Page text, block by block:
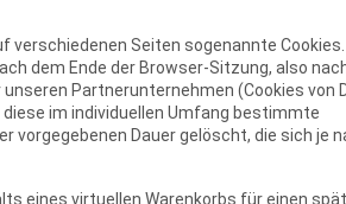
Seiten sogenannte Cookies.
dem Ende der Browser-Sitzung, also
Partnerunternehmen (Cookies von
im individuellen Umfang bestimmte
Dauer gelöscht, die sich je
eines virtuellen Warenkorbs für einen